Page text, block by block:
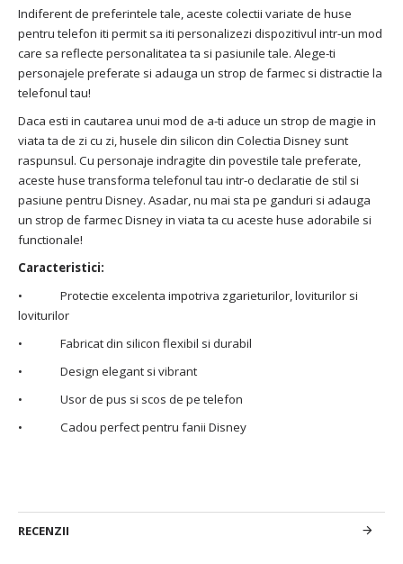
Indiferent de preferintele tale, aceste colectii variate de huse
pentru telefon iti permit sa iti personalizezi dispozitivul intr-un mod
care sa reflecte personalitatea ta si pasiunile tale. Alege-ti
personajele preferate si adauga un strop de farmec si distractie la
telefonul tau!
Daca esti in cautarea unui mod de a-ti aduce un strop de magie in
viata ta de zi cu zi, husele din silicon din Colectia Disney sunt
raspunsul. Cu personaje indragite din povestile tale preferate,
aceste huse transforma telefonul tau intr-o declaratie de stil si
pasiune pentru Disney. Asadar, nu mai sta pe ganduri si adauga
un strop de farmec Disney in viata ta cu aceste huse adorabile si
functionale!
Caracteristici:
• Protectie excelenta impotriva zgarieturilor, loviturilor si
loviturilor
• Fabricat din silicon flexibil si durabil
• Design elegant si vibrant
• Usor de pus si scos de pe telefon
• Cadou perfect pentru fanii Disney
RECENZII